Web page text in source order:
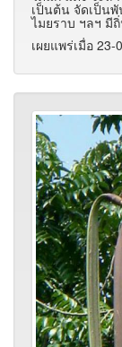
เป็นต้น จัดเป็น
ไมยราบ ฯลฯ มี
เผยแพร่เมื่อ